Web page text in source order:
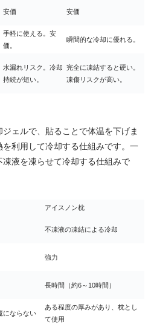
安価 安価
手軽に使える。安
価。
瞬間的な冷却に優れる。
水漏れリスク。冷却
持続が短い。
完全に凍結すると硬い。
凍傷リスクが高い。
ェルで、貼ることで体温を下げま
利用して冷却する仕組みです。一
凍液を凍らせて冷却する仕組みで
アイスノン枕
不凍液の凍結による冷却
強力
長時間（約6～10時間）
にならない
ある程度の厚みがあり、枕とし
て使用